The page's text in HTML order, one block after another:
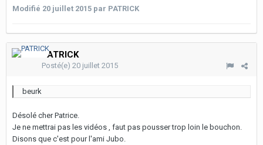
Modifié 20 juillet 2015 par PATRICK
PATRICK
Posté(e) 20 juillet 2015
beurk
Désolé cher Patrice.
Je ne mettrai pas les vidéos , faut pas pousser trop loin le bouchon.
Disons que c'est pour l'ami Jubo.